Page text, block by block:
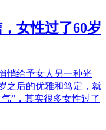
女性过了60岁
悄给予女人另一种光
之后的优雅和笃定，就
”，其实很多女性过了